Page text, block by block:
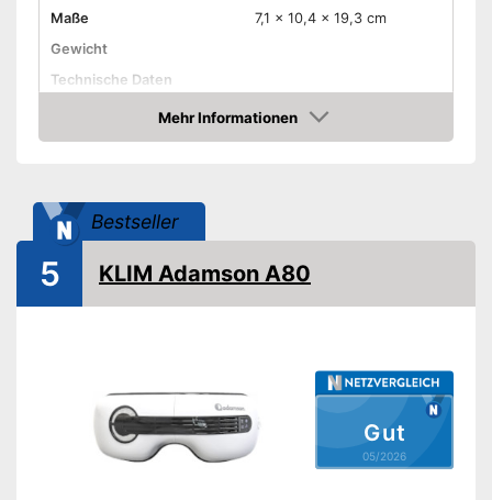
Maße
7,1 x 10,4 x 19,3 cm
Gewicht
Technische Daten
Stromversorgung
Amazon Lieferzeit
siehe Anbieter
Mehr Informationen
Amazon
Bestseller
Gut
05/2026
5 KLIM Adamson A80